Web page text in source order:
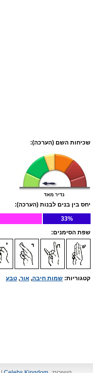
שכיחות השם (הערכה):
נדיר מאד
יחס בין בנים לבנות (הערכה):
33%
שפת הסימנים:
קטגוריות: שמות חיבה, אור, טבע